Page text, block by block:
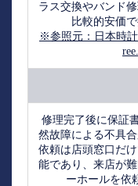
ラス交換やバンド
比較的安価
※参照元：日本時計
修理完了後に保証
然故障による不具
依頼は店頭窓口だ
能であり、来店が
ーホールを依